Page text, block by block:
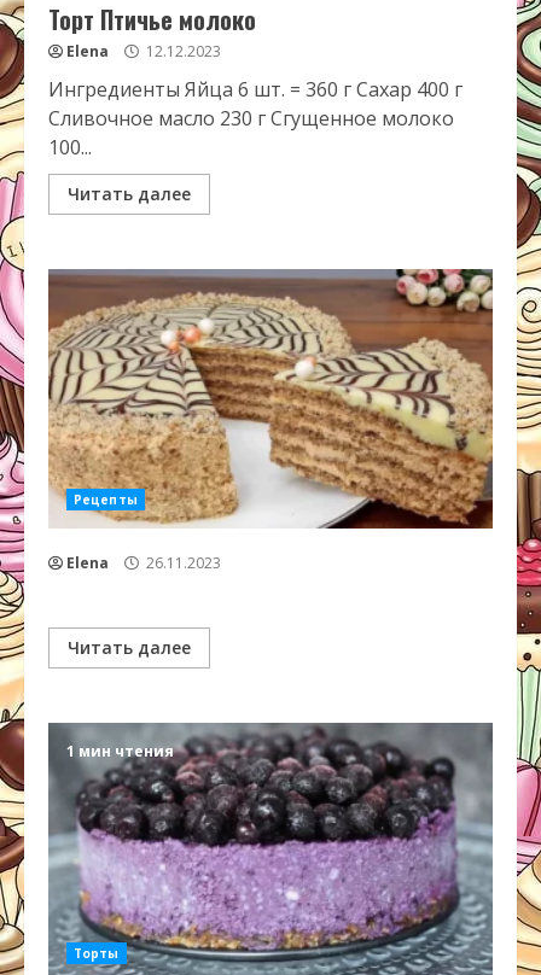
Торт Птичье молоко
Elena 12.12.2023
Ингредиенты Яйца 6 шт. = 360 г Сахар 400 г
Сливочное масло 230 г Сгущенное молоко
100...
Читать далее
Рецепты
Elena 26.11.2023
Читать далее
1 мин чтения
Торты